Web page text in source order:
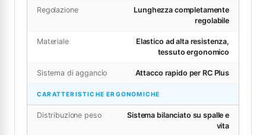
Regolazione
Lunghezza completamente
regolabile
Materiale
Elastico ad alta resistenza,
tessuto ergonomico
Sistema di aggancio Attacco rapido per RC Plus
CARATTERISTICHE ERGONOMICHE
Distribuzione peso
Sistema bilanciato su spalle e
vita